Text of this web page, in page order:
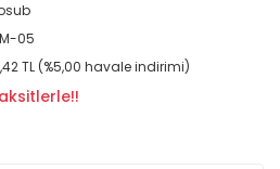
05
TL (%5,00 havale indirimi)